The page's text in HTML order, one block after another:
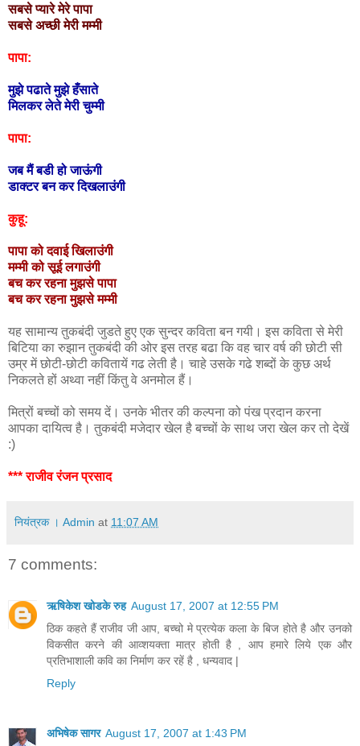
सबसे प्यारे मेरे पापा
सबसे अच्छी मेरी मम्मी
पापा:
मुझे पढाते मुझेहँसाते
मिलकर लेते मेरी चुम्मी
पापा:
जब मैं बडी हो जाऊंगी
डाक्टर बन कर दिखलाउंगी
कुहू:
पापा को दवाई खिलाउंगी
मम्मी को सूई लगाउंगी
बच कर रहना मुझसे पापा
बच कर रहना मुझसे मम्मी
यह सामान्य तुकबंदी जुडते हुए एक सुन्दर कविता बन गयी। इस कविता से मेरी
बिटिया का रुझान तुकबंदी की ओर इस तरह बढा कि वह चार वर्ष की छोटी सी
उम्र में छोटी-छोटी कवितायें गढ लेती है। चाहे उसके गढे शब्दों के कुछ अर्थ
निकलते हों अथ्वा नहीं किंतु वे अनमोल हैं।
मित्रों बच्चों को समय दें। उनके भीतर की कल्पना को पंख प्रदान करना
आपका दायित्व है। तुकबंदी मजेदार खेल है बच्चों के साथ जरा खेल कर तो देखें
:)
*** राजीव रंजन प्रसाद
नियंत्रक । Admin at 11:07 AM
7 comments:
ऋषिकेश खोडके रुह August 17, 2007 at 12:55 PM
ठिक कहते हैं राजीव जी आप, बच्चो मे प्रत्येक कला के बिज होते है और उनको
विकसीत करने की आव्शयक्ता मात्र होती है , आप हमारे लिये एक और
प्रतिभाशाली कवि का निर्माण कर रहें है , धन्यवाद |
Reply
अभिषेक सागर August 17, 2007 at 1:43 PM